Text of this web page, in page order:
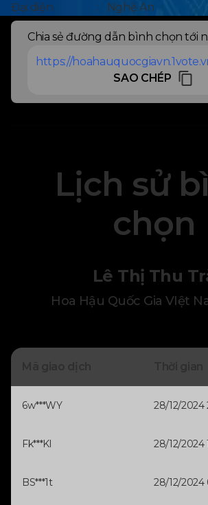
Đại diện
: Nghệ An
Chia sẻ đường dẫn bình chọn tới
SAO CHÉP
Lịch sử
chọn
Lê Thị Thu
Hoa Hậu Quốc Gia VIệt
6w***WY 28/12/2024
Fk***Kl 28/12/2024
BS***1t 28/12/2024